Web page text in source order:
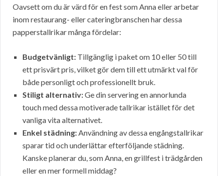
Oavsett om du är värd för en fest som Anna eller arbetar
inom restaurang- eller cateringbranschen har dessa
papperstallrikar många fördelar:
Budgetvänligt: Tillgänglig i paket om 10 eller 50 till
ett prisvärt pris, vilket gör dem till ett utmärkt val för
både personligt och professionellt bruk.
Stiligt alternativ:Ge din servering en annorlunda
touch med dessa motiverade tallrikar istället för det
vanliga vita alternativet.
Enkel städning:Användning av dessa engångstallrikar
sparar tid och underlättar efterföljande städning.
Kanske planerar du, som Anna, en grillfest i trädgården
eller en mer formell middag?